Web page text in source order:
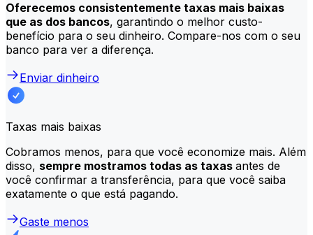
Oferecemos consistentemente taxas mais baixas
que as dos bancos, garantindo o melhor custo-
benefício para o seu dinheiro. Compare-nos com o seu
banco para ver a diferença.
Enviar dinheiro
Taxas mais baixas
Cobramos menos, para que você economize mais. Além
disso, sempre mostramos todas as taxas antes de
você confirmar a transferência, para que você saiba
exatamente o que está pagando.
Gaste menos